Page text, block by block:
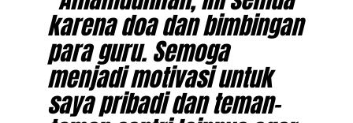
karena doa dan bimbingan
para guru. Semoga
menjadi motivasi untuk
saya pribadi dan teman-